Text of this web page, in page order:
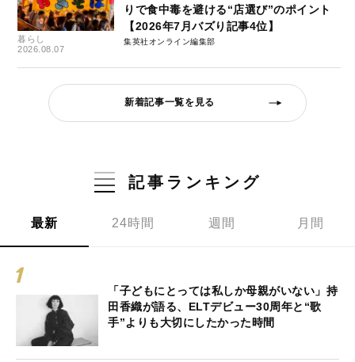
暮らし
2026.08.07
りで食中毒を避ける“店選び”のポイント
【2026年7月バズり記事4位】
集英社オンライン編集部
新着記事一覧を見る
記事ランキング
最新 24時間 週間 月間
「子どもにとっては私しか母親がいない」持
田香織が語る、ELTデビュー30周年と“歌
手”よりも大切にしたかった時間